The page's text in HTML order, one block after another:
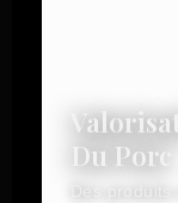
Du Porc